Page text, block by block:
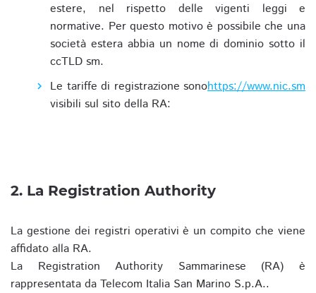
estere, nel rispetto delle vigenti leggi e
normative. Per questo motivo è possibile che una
società estera abbia un nome di dominio sotto il
ccTLD sm.
Le tariffe di registrazione sono
visibili sul sito della RA:
https://www.nic.sm
2. La Registration Authority
La gestione dei registri operativi è un compito che viene
affidato alla RA.
La Registration Authority Sammarinese (RA) è
rappresentata da Telecom Italia San Marino S.p.A..